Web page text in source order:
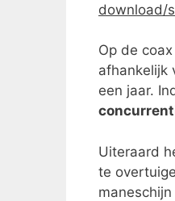
download/
Op de
afhankelijk
een jaar.
Uiteraard
te